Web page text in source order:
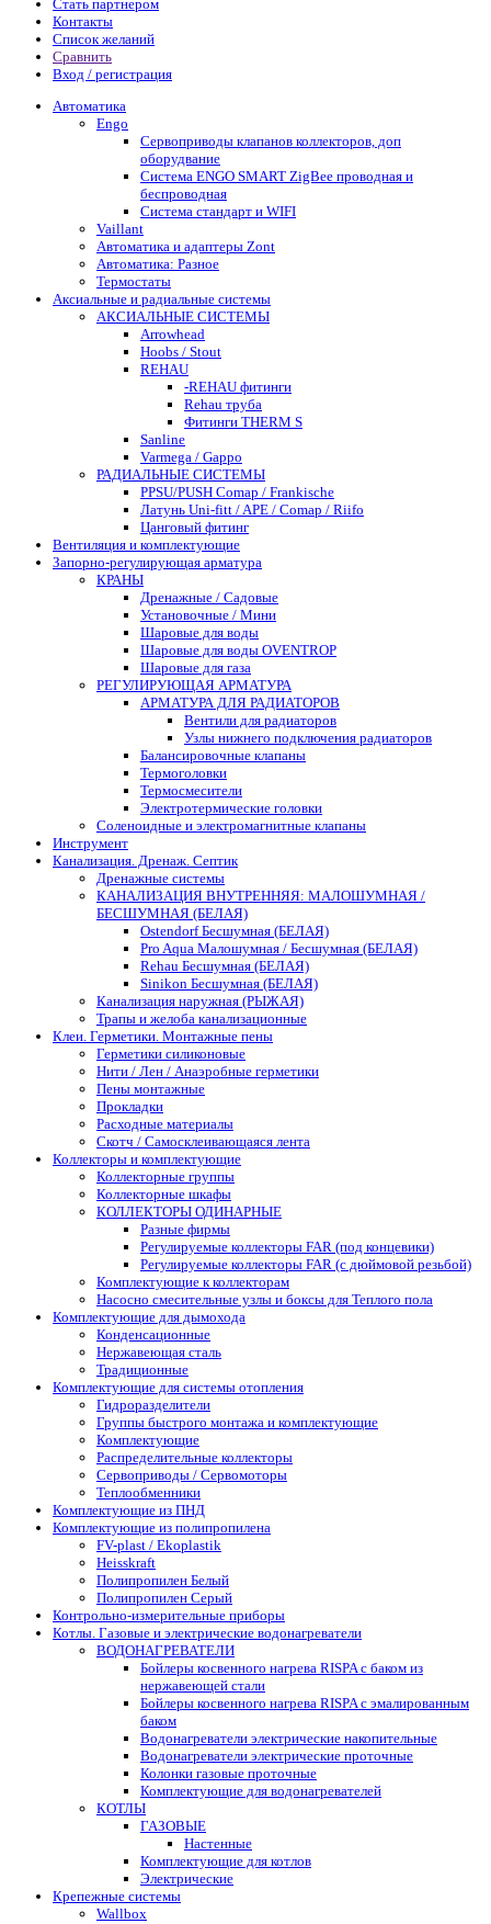
Стать партнером
Контакты
Список желаний
Сравнить
Вход / регистрация
Автоматика
Engo
Сервоприводы клапанов коллекторов, доп
оборудвание
Система ENGO SMART ZigBee проводная и
беспроводная
Система стандарт и WIFI
Vaillant
Автоматика и адаптеры Zont
Автоматика: Разное
Термостаты
Аксиальные и радиальные системы
АКСИАЛЬНЫЕ СИСТЕМЫ
Arrowhead
Hoobs / Stout
REHAU
-REHAU фитинги
Rehau труба
Фитинги THERM S
Sanline
Varmega / Gappo
РАДИАЛЬНЫЕ СИСТЕМЫ
PPSU/PUSH Comap / Frankische
Латунь Uni-fitt / APE / Comap / Riifo
Цанговый фитинг
Вентиляция и комплектующие
Запорно-регулирующая арматура
КРАНЫ
Дренажные / Садовые
Установочные / Мини
Шаровые для воды
Шаровые для воды OVENTROP
Шаровые для газа
РЕГУЛИРУЮЩАЯ АРМАТУРА
АРМАТУРА ДЛЯ РАДИАТОРОВ
Вентили для радиаторов
Узлы нижнего подключения радиаторов
Балансировочные клапаны
Термоголовки
Термосмесители
Электротермические головки
Соленоидные и электромагнитные клапаны
Инструмент
Канализация. Дренаж. Септик
Дренажные системы
КАНАЛИЗАЦИЯ ВНУТРЕННЯЯ: МАЛОШУМНАЯ /
БЕСШУМНАЯ (БЕЛАЯ)
Ostendorf Бесшумная (БЕЛАЯ)
Pro Aqua Малошумная / Бесшумная (БЕЛАЯ)
Rehau Бесшумная (БЕЛАЯ)
Sinikon Бесшумная (БЕЛАЯ)
Канализация наружная (РЫЖАЯ)
Трапы и желоба канализационные
Клеи. Герметики. Монтажные пены
Герметики силиконовые
Нити / Лен / Анаэробные герметики
Пены монтажные
Прокладки
Расходные материалы
Скотч / Самосклеивающаяся лента
Коллекторы и комплектующие
Коллекторные группы
Коллекторные шкафы
КОЛЛЕКТОРЫ ОДИНАРНЫЕ
Разные фирмы
Регулируемые коллекторы FAR (под концевики)
Регулируемые коллекторы FAR (с дюймовой резьбой)
Комплектующие к коллекторам
Насосно смесительные узлы и боксы для Теплого пола
Комплектующие для дымохода
Конденсационные
Нержавеющая сталь
Традиционные
Комплектующие для системы отопления
Гидроразделители
Группы быстрого монтажа и комплектующие
Комплектующие
Распределительные коллекторы
Сервоприводы / Сервомоторы
Теплообменники
Комплектующие из ПНД
Комплектующие из полипропилена
FV-plast / Ekoplastik
Heisskraft
Полипропилен Белый
Полипропилен Серый
Контрольно-измерительные приборы
Котлы. Газовые и электрические водонагреватели
ВОДОНАГРЕВАТЕЛИ
Бойлеры косвенного нагрева RISPA с баком из
нержавеющей стали
Бойлеры косвенного нагрева RISPA с эмалированным
баком
Водонагреватели электрические накопительные
Водонагреватели электрические проточные
Колонки газовые проточные
Комплектующие для водонагревателей
КОТЛЫ
ГАЗОВЫЕ
Настенные
Комплектующие для котлов
Электрические
Крепежные системы
Wallbox